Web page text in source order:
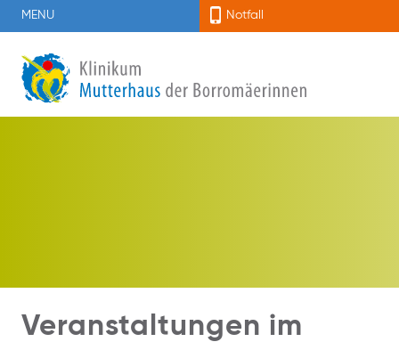
MENU Notfall
Veranstaltungen im